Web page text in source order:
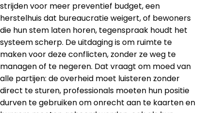
strijden voor meer preventief budget, een
herstelhuis dat bureaucratie weigert, of bewoners
die hun stem laten horen, tegenspraak houdt het
systeem scherp. De uitdaging is om ruimte te
maken voor deze conflicten, zonder ze weg te
managen of te negeren. Dat vraagt om moed van
alle partijen: de overheid moet luisteren zonder
direct te sturen, professionals moeten hun positie
durven te gebruiken om onrecht aan te kaarten en